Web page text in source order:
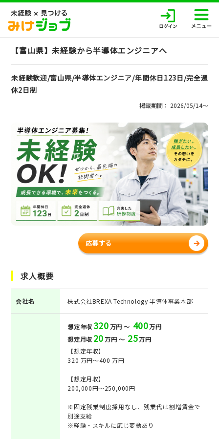
【富山県】未経験から半導体エンジニアへ
未経験歓迎/富山県/半導体エンジニア/年間休日123日/完全週
休2日制
掲載期間： 2026/05/14〜
応募する
求人概要
会社名 株式会社BREXA Technology 半導体事業本部
想定年収320万円 ～ 400万円
想定月収 20万円 ～ 25万円
【想定年収】
320 万円〜400 万円
【想定月収】
200,000円〜250,000円
※固定残業制度採用なし、残業代は割増賃金で
別途支給
※経験・スキルに応じ変動あり